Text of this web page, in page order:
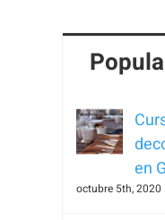
en
octubre 5th, 2020